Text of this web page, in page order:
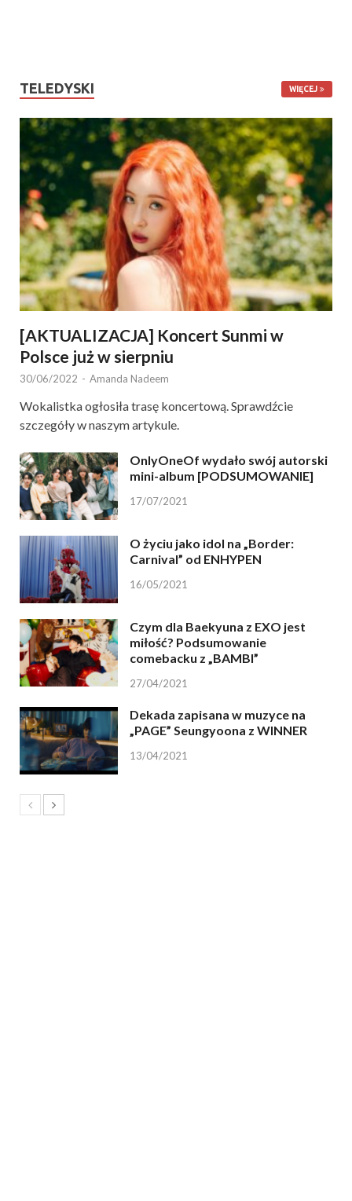
TELEDYSKI WIĘCEJ
[AKTUALIZACJA] Koncert Sunmi w
Polsce już w sierpniu
30/06/2022 - Amanda Nadeem
Wokalistka ogłosiła trasę koncertową. Sprawdźcie
szczegóły w naszym artykule.
OnlyOneOf wydało swój autorski
mini-album [PODSUMOWANIE]
17/07/2021
O życiu jako idol na „Border:
Carnival” od ENHYPEN
16/05/2021
Czym dla Baekyuna z EXO jest
miłość? Podsumowanie
comebacku z „BAMBI”
27/04/2021
Dekada zapisana w muzyce na
„PAGE” Seungyoona z WINNER
13/04/2021